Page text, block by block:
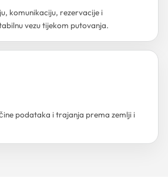
komunikaciju, rezervacije i
vezu tijekom putovanja.
podataka i trajanja prema zemlji i